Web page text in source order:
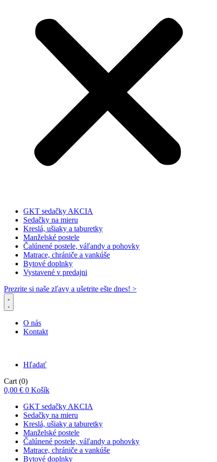
GKT sedačky AKCIA
Sedačky na mieru
Kreslá, ušiaky a taburetky
Manželské postele
Čalúnené postele, váľandy a pohovky
Matrace, chrániče a vankúše
Bytové doplnky
Vystavené v predajni
Prezrite si naše zľavy a ušetrite ešte dnes! >​
O nás
Kontakt
Hľadať
Cart (0)
0,00 € 0 Košík
GKT sedačky AKCIA
Sedačky na mieru
Kreslá, ušiaky a taburetky
Manželské postele
Čalúnené postele, váľandy a pohovky
Matrace, chrániče a vankúše
Bytové doplnky